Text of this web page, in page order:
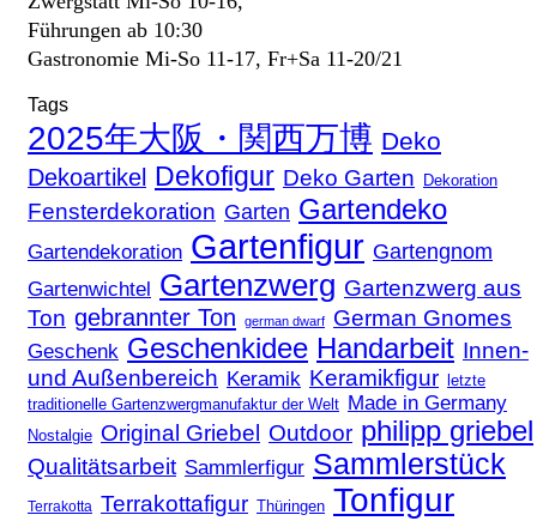
Führungen ab 10:30
Gastronomie Mi-So 11-17, Fr+Sa 11-20/21
Tags
2025年大阪・関西万博 Deko
Dekoartikel Dekofigur Deko Garten Dekoration
Fensterdekoration Garten Gartendeko
Gartendekoration Gartenfigur Gartengnom
Gartenwichtel Gartenzwerg Gartenzwerg aus
Ton gebrannter Ton german dwarf German Gnomes
Geschenk Geschenkidee Handarbeit Innen-
und Außenbereich Keramik Keramikfigur letzte
traditionelle Gartenzwergmanufaktur der Welt Made in Germany
Nostalgie Original Griebel Outdoor philipp griebel
Qualitätsarbeit Sammlerfigur Sammlerstück
Terrakotta Terrakottafigur Thüringen Tonfigur